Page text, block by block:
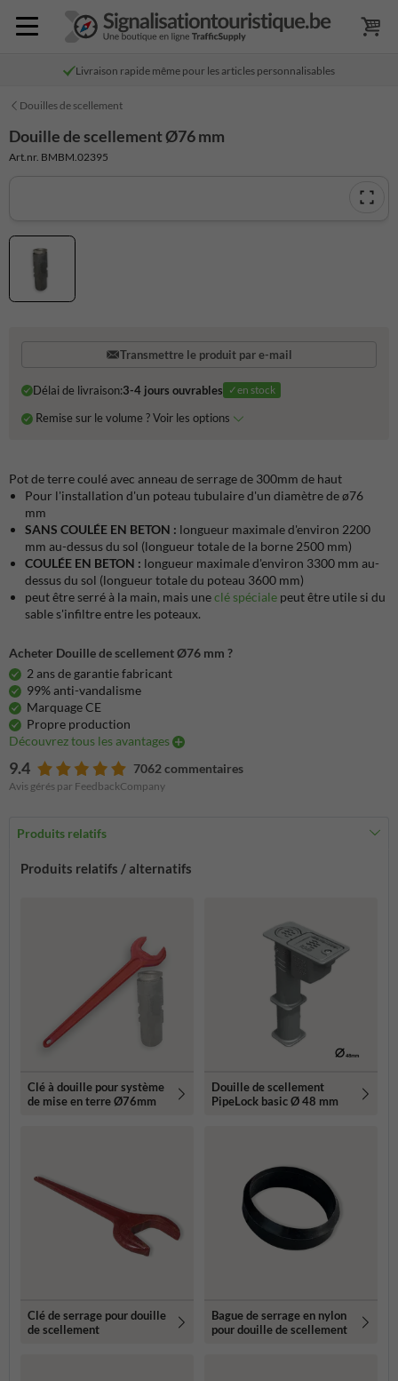
Livraison rapide même pour les articles personnalisables
Douilles de scellement
Douille de scellement Ø76 mm
Art.nr. BMBM.02395
Transmettre le produit par e-mail
Délai de livraison:3-4 jours ouvrables ✓en stock
Remise sur le volume ? Voir les options
Pot de terre coulé avec anneau de serrage de 300mm de haut
Pour l'installation d'un poteau tubulaire d'un diamètre de ø76
mm
SANS COULÉE EN BETON : longueur maximale d'environ 2200
mm au-dessus du sol (longueur totale de la borne 2500 mm)
COULÉE EN BETON : longueur maximale d'environ 3300 mm au-
dessus du sol (longueur totale du poteau 3600 mm)
peut être serré à la main, mais uneclé spéciale peut être utile si du
sable s'infiltre entre les poteaux.
Acheter Douille de scellement Ø76 mm ?
2 ans de garantie fabricant
99% anti-vandalisme
Marquage CE
Propre production
Découvrez tous les avantages
9.4 7062 commentaires
Avis gérés par FeedbackCompany
Produits relatifs
Produits relatifs / alternatifs
Clé à douille pour système
de mise en terre Ø76mm
Douille de scellement
PipeLock basic Ø 48 mm
Clé de serrage pour douille
de scellement
Bague de serrage en nylon
pour douille de scellement